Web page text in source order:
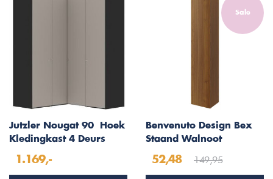
Jutzler Nougat 90° Hoek
Kledingkast 4 Deurs
1.169,-
Sale
Benvenuto Design Bex
Staand Walnoot
52,48 149,95